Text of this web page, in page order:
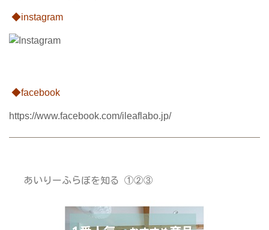
◆instagram
◆facebook
https://www.facebook.com/ileaflabo.jp/
あいりーふらぼを知る ①②③